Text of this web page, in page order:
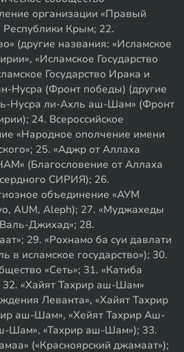
организации «Правый
Республики Крым; 22.
(другие названия: «Исламское
«Исламское Государство
Государство Ирака и
Нусра (Фронт победы) (другие
Нусра ли-Ахль аш-Шам» (Фронт
24. Всероссийское
«Народное ополчение имени
25. «Аджр от Аллаха
(Благословение от Аллаха
СИРИЯ); 26.
объединение «АУМ
AUM, Aleph); 27. «Муджахеды
Джихад»; 28.
29. «Рохнамо ба суи давлати
в исламское государство»); 30.
«Сеть»; 31. «Катиба
«Хайят Тахрир аш-Шам»
Леванта», «Хайят Тахрир
аш-Шам», «Хейят Тахрир Аш-
Шам», «Тахрир аш-Шам»); 33.
(«Красноярский джамаат»);